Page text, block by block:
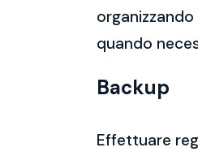
quando
Backup
Effettuare